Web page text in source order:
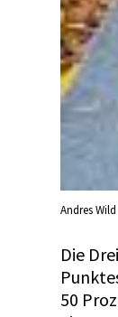
Andres
Die
50